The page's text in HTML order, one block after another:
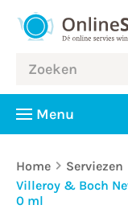
Menu
Home
Serviezen
Villeroy & Boch
0 ml